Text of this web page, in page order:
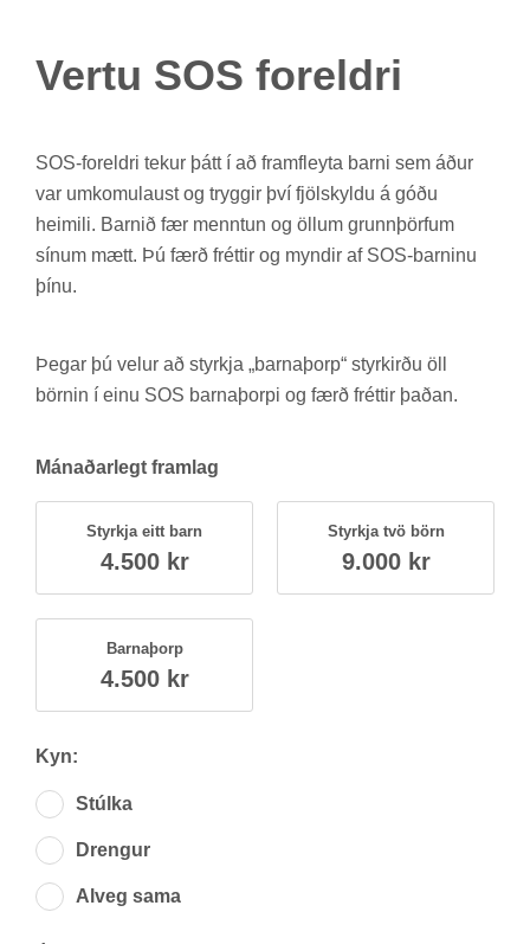
Vertu SOS for­eldri
SOS-for­eldri tek­ur þátt í að fram­fleyta barni sem áður
var um­komu­laust og trygg­ir því fjöl­skyldu á góðu
heim­ili. Barn­ið fær mennt­un og öll­um grunn­þörf­um
sín­um mætt. Þú færð frétt­ir og mynd­ir af SOS-barn­inu
þínu.
Þeg­ar þú vel­ur að styrkja „barna­þorp“ styrk­irðu öll
börn­in í einu SOS barna­þorpi og færð frétt­ir það­an.
Mán­að­ar­legt fram­lag
Styrkja eitt barn
4.500 kr
Styrkja tvö börn
9.000 kr
Barna­þorp
4.500 kr
Kyn:
Stúlka
Dreng­ur
Al­veg sama